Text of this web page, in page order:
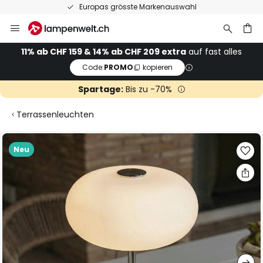
Europas grösste Markenauswahl
Inhalt
springen
11% ab CHF 159 & 14% ab CHF 209 extra auf fast alles
Code:PROMO kopieren
Spartage:Bis zu -70%
Terrassenleuchten
Neu
Zum
Ende
Bildgalerie
springen